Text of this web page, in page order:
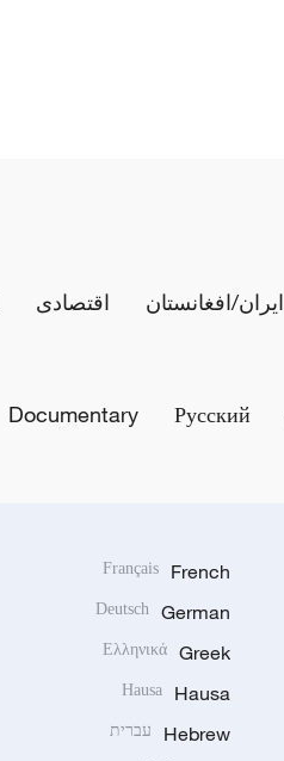
ایران/افغانستان اقتصادی
Русский
Documentary
French
Français
German
Deutsch
Greek
Ελληνικά
Hausa
Hausa
Hebrew עברית